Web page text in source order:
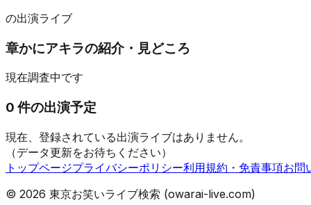
の出演ライブ
章かにアキラの紹介・見どころ
現在調査中です
0 件の出演予定
現在、登録されている出演ライブはありません。
（データ更新をお待ちください）
トップページプライバシーポリシー利用規約・免責事項お問
© 2026 東京お笑いライブ検索 (owarai-live.com)